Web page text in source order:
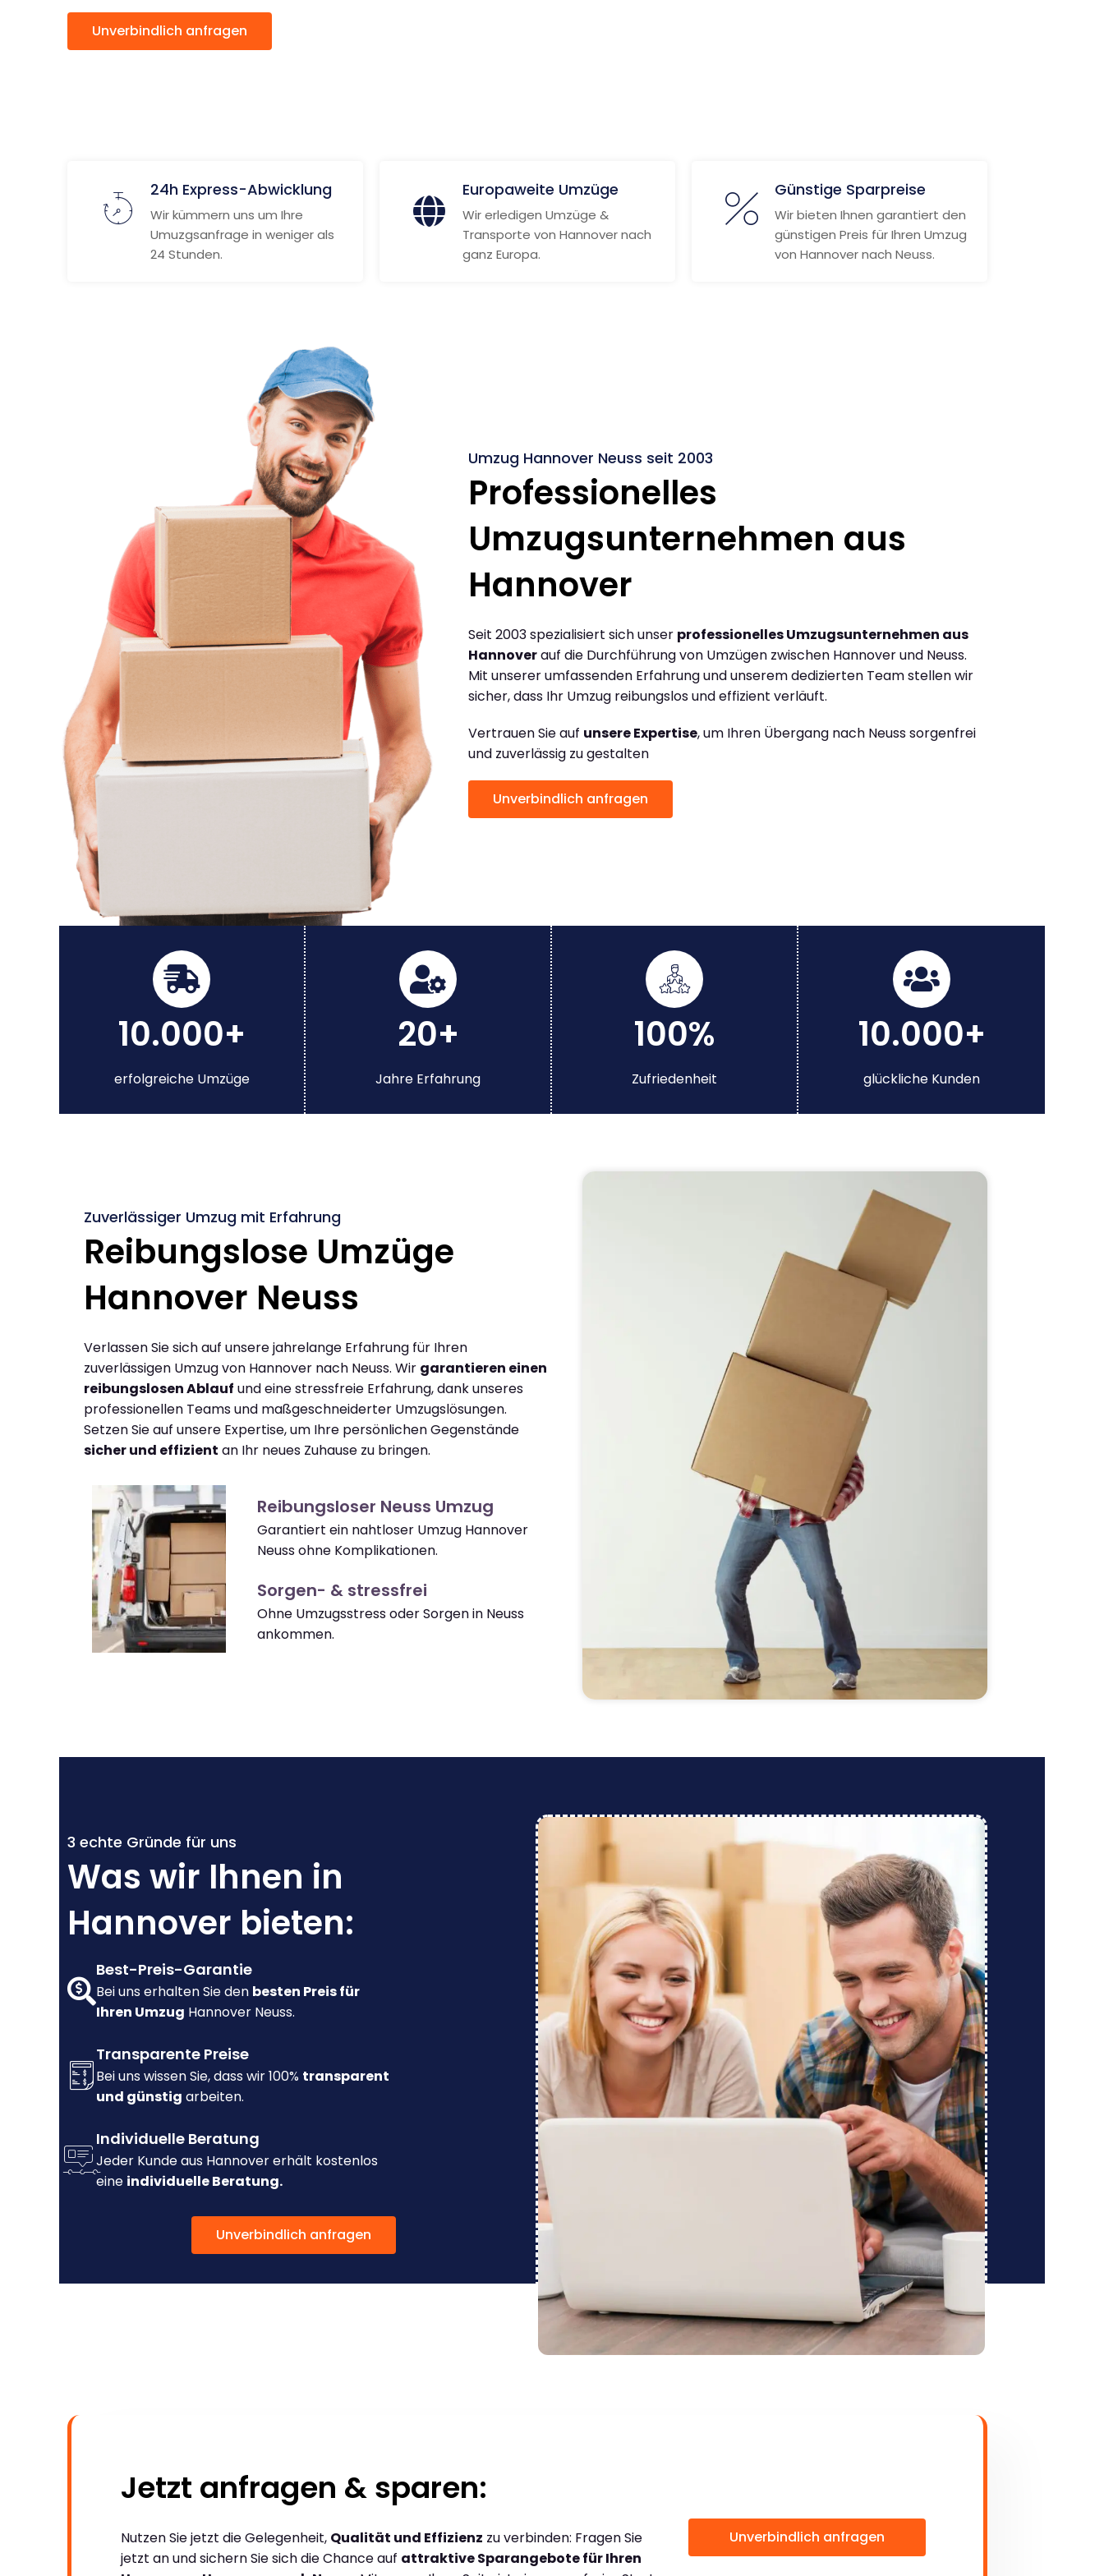
Unverbindlich anfragen
24h Express-Abwicklung
Wir kümmern uns um Ihre
Umuzgsanfrage in weniger als
24 Stunden.
Europaweite Umzüge
Wir erledigen Umzüge &
Transporte von Hannover nach
ganz Europa.
Günstige Sparpreise
Wir bieten Ihnen garantiert den
günstigen Preis für Ihren Umzug
von Hannover nach Neuss.
Umzug Hannover Neuss seit 2003
Professionelles
Umzugsunternehmen aus
Hannover
Seit 2003 spezialisiert sich unser professionelles Umzugsunternehmen aus
Hannoverauf die Durchführung von Umzügen zwischen Hannover und Neuss.
Mit unserer umfassenden Erfahrung und unserem dedizierten Team stellen wir
sicher, dass Ihr Umzug reibungslos und effizient verläuft.
Vertrauen Sie auf unsere Expertise, um Ihren Übergang nach Neuss sorgenfrei
und zuverlässig zu gestalten
Unverbindlich anfragen
10.000+
erfolgreiche Umzüge
20+
Jahre Erfahrung
100%
Zufriedenheit
10.000+
glückliche Kunden
Zuverlässiger Umzug mit Erfahrung
Reibungslose Umzüge
Hannover Neuss
Verlassen Sie sich auf unsere jahrelange Erfahrung für Ihren
zuverlässigen Umzug von Hannover nach Neuss. Wir garantieren einen
reibungslosen Ablauf und eine stressfreie Erfahrung, dank unseres
professionellen Teams und maßgeschneiderter Umzugslösungen.
Setzen Sie auf unsere Expertise, um Ihre persönlichen Gegenstände
sicher und effizient an Ihr neues Zuhause zu bringen.
Reibungsloser Neuss Umzug
Garantiert ein nahtloser Umzug Hannover
Neuss ohne Komplikationen.
Sorgen- & stressfrei
Ohne Umzugsstress oder Sorgen in Neuss
ankommen.
3 echte Gründe für uns
Was wir Ihnen in
Hannover bieten:
Best-Preis-Garantie
Bei uns erhalten Sie den besten Preis für
Ihren Umzug Hannover Neuss.
Transparente Preise
Bei uns wissen Sie, dass wir 100% transparent
und günstig arbeiten.
Individuelle Beratung
Jeder Kunde aus Hannover erhält kostenlos
eine individuelle Beratung.
Unverbindlich anfragen
Jetzt anfragen & sparen:
Nutzen Sie jetzt die Gelegenheit, Qualität und Effizienz zu verbinden: Fragen Sie
jetzt an und sichern Sie sich die Chance auf attraktive Sparangebote für Ihren
Unverbindlich anfragen